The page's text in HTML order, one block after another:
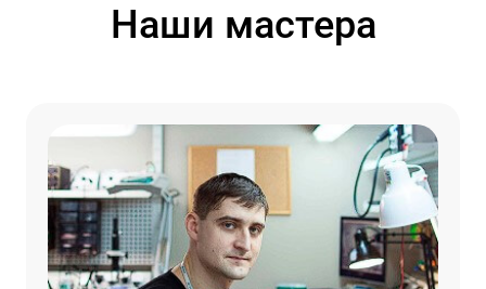
Наши мастера